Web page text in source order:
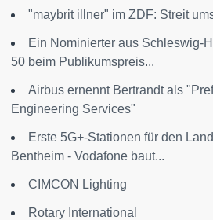
"maybrit illner" im ZDF: Streit
Ein Nominierter aus Schleswig-
50 beim Publikumspreis...
Airbus ernennt Bertrandt als
Engineering Services"
Erste 5G+-Stationen für den
Bentheim - Vodafone baut...
CIMCON Lighting
Rotary International